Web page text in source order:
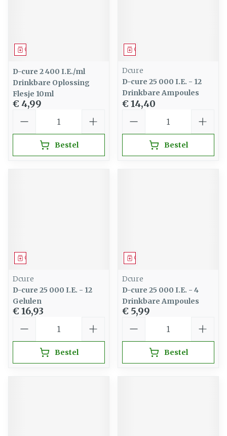
Geneesmiddel
D-cure 2 400 I.E./ml
Drinkbare Oplossing
Flesje 10ml
€ 4,99
Bestel
Geneesmiddel
Dcure
D-cure 25 000 I.E. - 12
Drinkbare Ampoules
€ 14,40
Bestel
Geneesmiddel
Dcure
D-cure 25 000 I.E. - 12
Gelulen
€ 16,93
Bestel
Geneesmiddel
Dcure
D-cure 25 000 I.E. - 4
Drinkbare Ampoules
€ 5,99
Bestel